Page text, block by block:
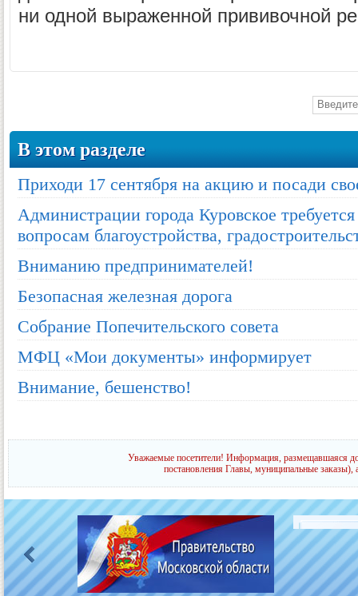
ни одной выраженной прививочной
В этом разделе
Приходи 17 сентября на акцию и посади
Администрации города Куровское
вопросам благоустройства,
Вниманию предпринимателей!
Безопасная железная дорога
Собрание Попечительского совета
МФЦ «Мои документы» информирует
Внимание, бешенство!
Уважаемые посетители! Информация, размещавшаяся
постановления Главы, муниципальные заказы),